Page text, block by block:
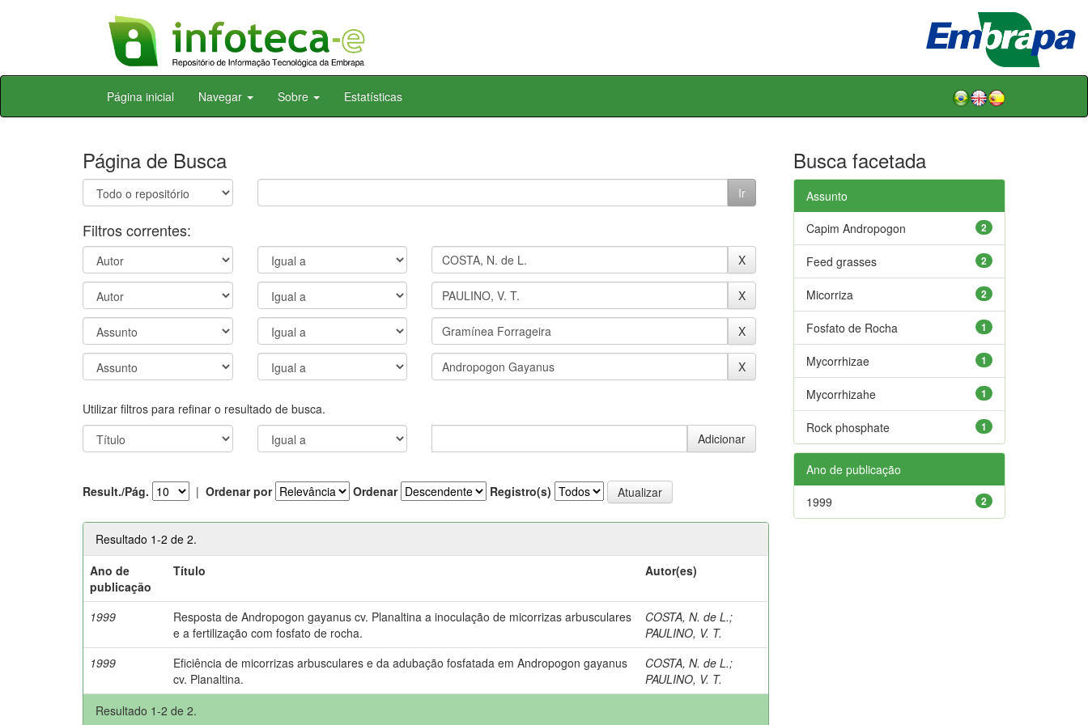
Skip
Página inicial Navegar Sobre Estatísticas
Página de Busca
Filtros correntes:
Utilizar filtros para refinar o resultado de busca.
Result./Pág. | Ordenar por Ordenar Registro(s)
Resultado 1-2 de 2.
Ano de
publicação
Título Autor(es)
1999
Resposta de Andropogon gayanus cv. Planaltina a inoculação de micorrizas arbusculares
e a fertilização com fosfato de rocha.
COSTA, N. de L.;
PAULINO, V. T.
1999
Eficiência de micorrizas arbusculares e da adubação fosfatada em Andropogon gayanus
cv. Planaltina.
COSTA, N. de L.;
PAULINO, V. T.
Resultado 1-2 de 2.
Busca facetada
Assunto
2
Capim Andropogon
2
Feed grasses
2
Micorriza
1
Fosfato de Rocha
1
Mycorrhizae
1
Mycorrhizahe
1
Rock phosphate
Ano de publicação
2
1999